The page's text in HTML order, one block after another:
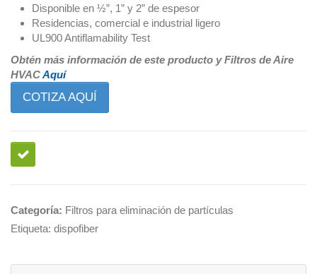
Disponible en ½”, 1” y 2” de espesor
Residencias, comercial e industrial ligero
UL900 Antiflamability Test
Obtén más información de este producto y Filtros de Aire
HVACAquí
COTIZA AQUÍ
Categoría: Filtros para eliminación de partículas
Etiqueta: dispofiber